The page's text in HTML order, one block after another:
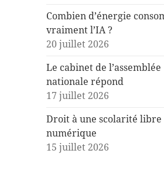
Combien d’énergie
vraiment l’IA ?
20 juillet 2026
Le cabinet de l’assemblée
nationale répond
17 juillet 2026
Droit à une scolarité libre
numérique
15 juillet 2026